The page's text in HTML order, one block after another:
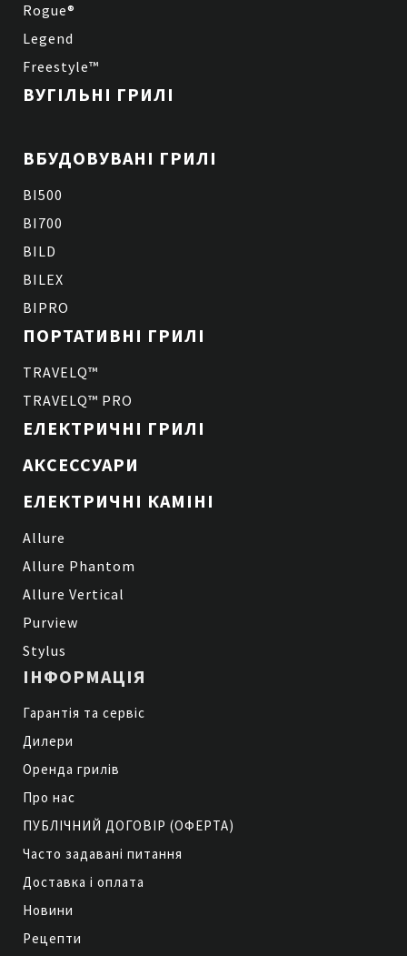
Rogue®
Legend
Freestyle™
ВУГІЛЬНІ ГРИЛІ
ВБУДОВУВАНІ ГРИЛІ
BI500
BI700
BILD
BILEX
BIPRO
ПОРТАТИВНІ ГРИЛІ
TRAVELQ™
TRAVELQ™ PRO
ЕЛЕКТРИЧНІ ГРИЛІ
АКСЕССУАРИ
ЕЛЕКТРИЧНІ КАМІНІ
Allure
Allure Phantom
Allure Vertical
Purview
Stylus
ІНФОРМАЦІЯ
Гарантія та сервіс
Дилери
Оренда грилів
Про нас
ПУБЛІЧНИЙ ДОГОВІР (ОФЕРТА)
Часто задавані питання
Доставка і оплата
Новини
Рецепти